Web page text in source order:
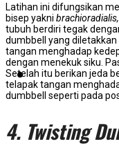
BLOG
Latihan ini difungsikan
bisep yakni
tubuh berdiri tegak
dumbbell yang
tangan menghadap
dengan menekuk siku.
Setelah itu berikan jeda
telapak tangan
dumbbell seperti pada
4. Twisting